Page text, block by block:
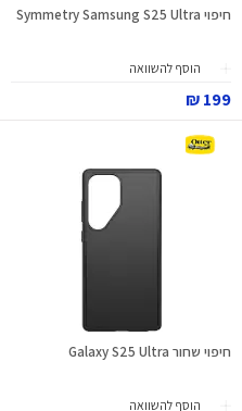
חיפוי Symmetry Samsung S25 Ultra
הוסף להשוואה
199 ₪
חיפוי שחור Galaxy S25 Ultra
הוסף להשוואה